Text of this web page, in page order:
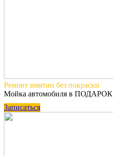
Ремонт вмятин без покраски
Мойка автомобиля в ПОДАРОК
Записаться